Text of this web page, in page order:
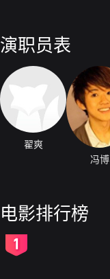
演职员表
翟爽
冯博
电影排行榜